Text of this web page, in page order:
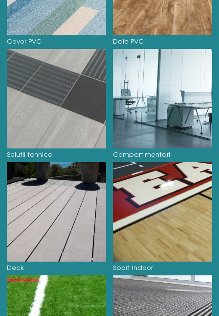
Covor PVC Dale PVC
Solutii tehnice Compartimentari
Deck Sport Indoor